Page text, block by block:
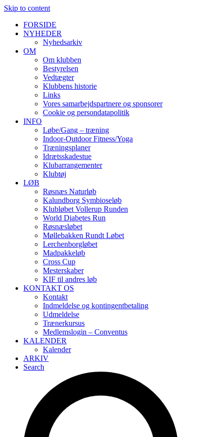
Skip to content
FORSIDE
NYHEDER
Nyhedsarkiv
OM
Om klubben
Bestyrelsen
Vedtægter
Klubbens historie
Links
Vores samarbejdspartnere og sponsorer
Cookie og persondatapolitik
INFO
Løbe/Gang – træning
Indoor-Outdoor Fitness/Yoga
Træningsplaner
Idrætsskadestue
Klubarrangementer
Klubtøj
LØB
Røsnæs Naturløb
Kalundborg Symbioseløb
Klubløbet Vollerup Runden
World Diabetes Run
Røsnæsløbet
Møllebakken Rundt Løbet
Lerchenborgløbet
Madpakkeløb
Cross Cup
Mesterskaber
KIF til andres løb
KONTAKT OS
Kontakt
Indmeldelse og kontingentbetaling
Udmeldelse
Trænerkursus
Medlemslogin – Conventus
KALENDER
Kalender
ARKIV
Search